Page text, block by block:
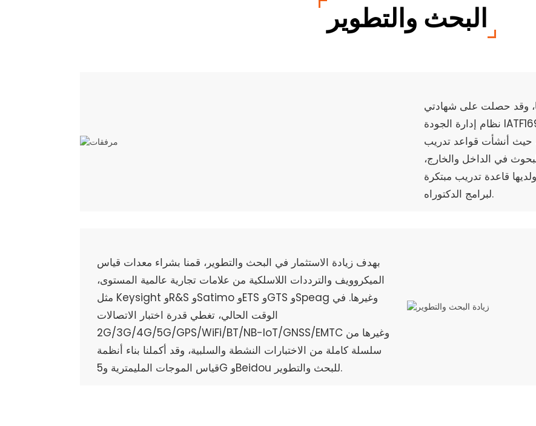
البحث والتطوير
وقد حصلت على شهادتي
نظام إدارة الجودة IATF16949 وISO9001. كما تولي الشركة اهتماماً
حيث أنشأت قواعد تدريب
في الداخل والخارج،
قاعدة تدريب مبتكرة
لبرامج الدكتوراه.
بهدف زيادة الاستثمار في البحث والتطوير، قمنا بشراء معدات قياس
الميكروويف والترددات اللاسلكية من علامات تجارية عالمية المستوى،
مثل Keysight وR&S وSatimo وETS وGTS وSpeag وغيرها. في
الوقت الحالي، تغطي قدرة اختبار الاتصالات
2G/3G/4G/5G/GPS/WiFi/BT/NB-IoT/GNSS/EMTC وغيرها من
سلسلة كاملة من الاختبارات النشطة والسلبية، وقد أكملنا بناء أنظمة
قياس الموجات المليمترية و5G وBeidou للبحث والتطوير.